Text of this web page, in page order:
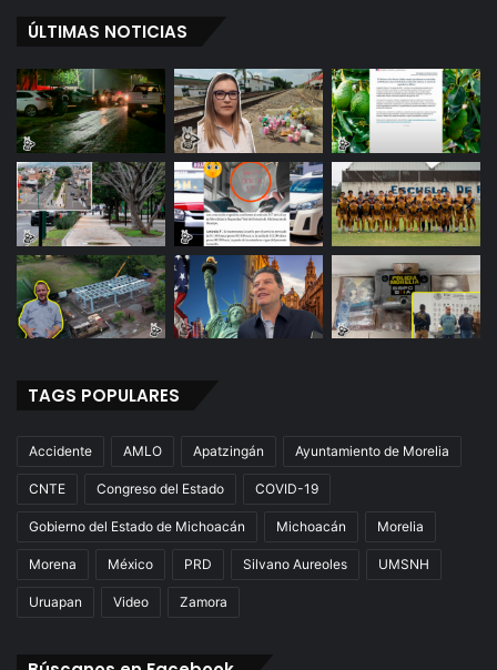
ÚLTIMAS NOTICIAS
TAGS POPULARES
Accidente AMLO Apatzingán Ayuntamiento de Morelia
CNTE Congreso del Estado COVID-19
Gobierno del Estado de Michoacán Michoacán Morelia
Morena México PRD Silvano Aureoles UMSNH
Uruapan Video Zamora